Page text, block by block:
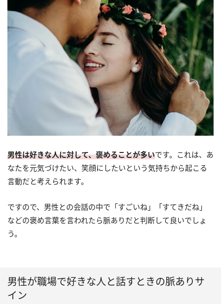
男性は好きな人に対して、褒めることが多いです。これは、あ
なたを元気づけたい、笑顔にしたいという気持ちから起こる
言動だと考えられます。
ですので、男性との会話の中で「すごいね」「すてきだね」
などの褒め言葉を言われたら脈ありだと判断して良いでしょ
う。
男性が職場で好きな人と話すときの脈ありサ
イン